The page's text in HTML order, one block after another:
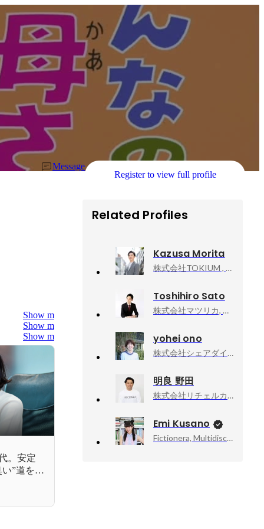
Message
Register to view full profile
Show more
Show more
Show more
。安定
”道を選
Related Profiles
Kazusa Morita
株式会社TOKIUM , 採用
Toshihiro Sato
株式会社マツリカ, HR Division 組織開発担当
yohei ono
株式会社シェアダイン, 執行役員 CHRO / People&Culture部 部長
明良 野田
株式会社リチェルカ, リードエンジニア
Emi Kusano
Fictionera, Multidisciplinary Artist / CEO / Co-Founder